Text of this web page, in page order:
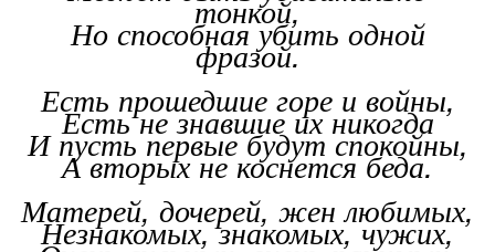
тонкой,
Но способная убить одной
фразой.
Есть прошедшие горе и войны,
Есть не знавшие их никогда
И пусть первые будут спокойны,
А вторых не коснется беда.
Матерей, дочерей, жен любимых,
Незнакомых, знакомых, чужих,